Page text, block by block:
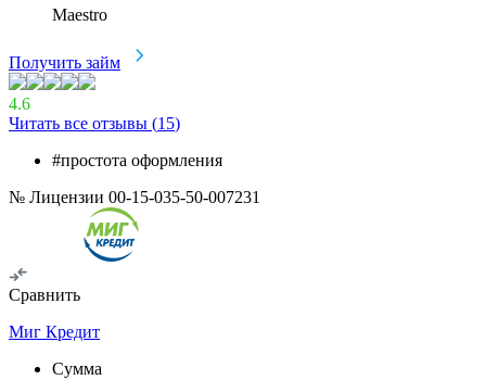
Maestro
Получить займ
4.6
Читать все отзывы (15)
#простота оформления
№ Лицензии 00-15-035-50-007231
Сравнить
Миг Кредит
Сумма